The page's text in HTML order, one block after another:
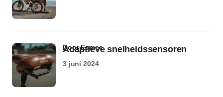
Adaptieve snelheidssensoren
door Esmee
3 juni 2024